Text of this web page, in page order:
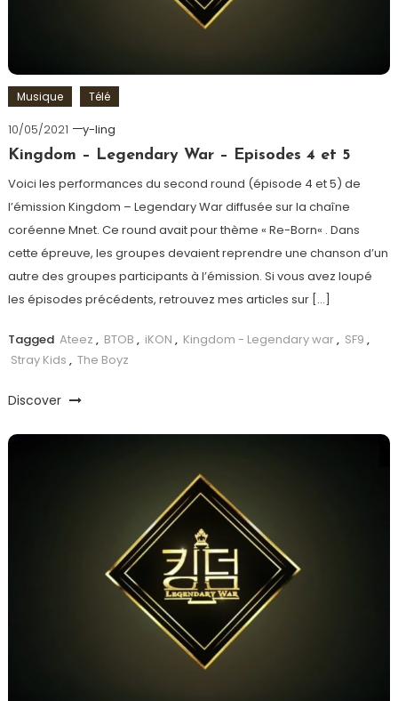
Musique Télé
10/05/2021
y-ling
Kingdom – Legendary War – Episodes 4 et 5
Voici les performances du second round (épisode 4 et 5) de
l’émission Kingdom – Legendary War diffusée sur la chaîne
coréenne Mnet. Ce round avait pour thème « Re-Born« . Dans
cette épreuve, les groupes devaient reprendre une chanson d’un
autre des groupes participants à l’émission. Si vous avez loupé
les épisodes précédents, retrouvez mes articles sur […]
Tagged Ateez , BTOB , iKON , Kingdom - Legendary war, SF9 ,
Stray Kids , The Boyz
Discover